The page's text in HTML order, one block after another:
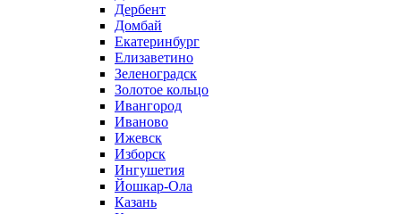
Дербент
Домбай
Екатеринбург
Елизаветино
Зеленоградск
Золотое кольцо
Ивангород
Иваново
Ижевск
Изборск
Ингушетия
Йошкар-Ола
Казань